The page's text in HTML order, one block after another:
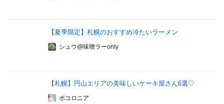
【夏季限定】札幌のおすすめ冷たいラーメン
シュウ@味噌ラーonly
【札幌】円山エリアの美味しいケーキ屋さん6選♡
ポコロニア